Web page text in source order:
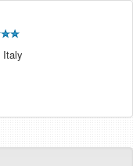
Italy